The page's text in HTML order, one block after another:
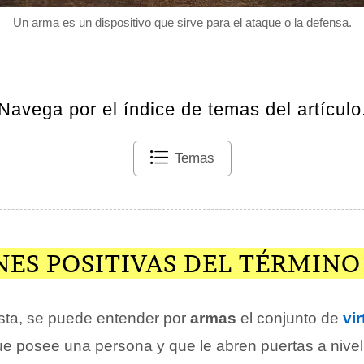
Un arma es un dispositivo que sirve para el ataque o la defensa.
por el índice de temas del
Temas
POSITIVAS DEL
se puede entender por armas el conjunto de
posee una persona y que le abren puertas a